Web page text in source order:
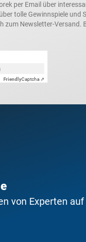
per Email über
tolle Gewinnspiele und
zum Newsletter-Versand.
FriendlyCaptcha ⇗
von Experten